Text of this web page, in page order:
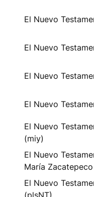
El Nuevo
El Nuevo
El Nuevo
El Nuevo
El Nuevo
(miy)
El Nuevo
María
El Nuevo
(plsNT)